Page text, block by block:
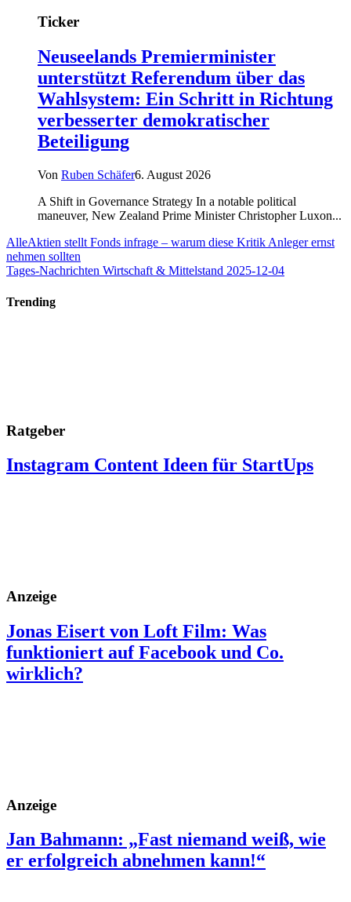
Ticker
Neuseelands Premierminister
unterstützt Referendum über das
Wahlsystem: Ein Schritt in Richtung
verbesserter demokratischer
Beteiligung
Von Ruben Schäfer6. August 2026
A Shift in Governance Strategy In a notable political
maneuver, New Zealand Prime Minister Christopher Luxon...
AlleAktien stellt Fonds infrage – warum diese Kritik Anleger ernst
nehmen sollten
Tages-Nachrichten Wirtschaft & Mittelstand 2025-12-04
Trending
Ratgeber
Instagram Content Ideen für StartUps
Anzeige
Jonas Eisert von Loft Film: Was
funktioniert auf Facebook und Co.
wirklich?
Anzeige
Jan Bahmann: „Fast niemand weiß, wie
er erfolgreich abnehmen kann!“